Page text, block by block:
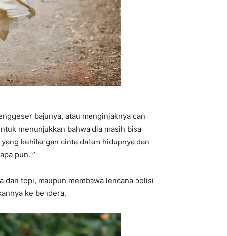
bajunya, atau menginjaknya dan
menunjukkan bahwa dia masih bisa
kehilangan cinta dalam hidupnya dan
pun. ”
dan topi, maupun membawa lencana polisi
ke bendera.